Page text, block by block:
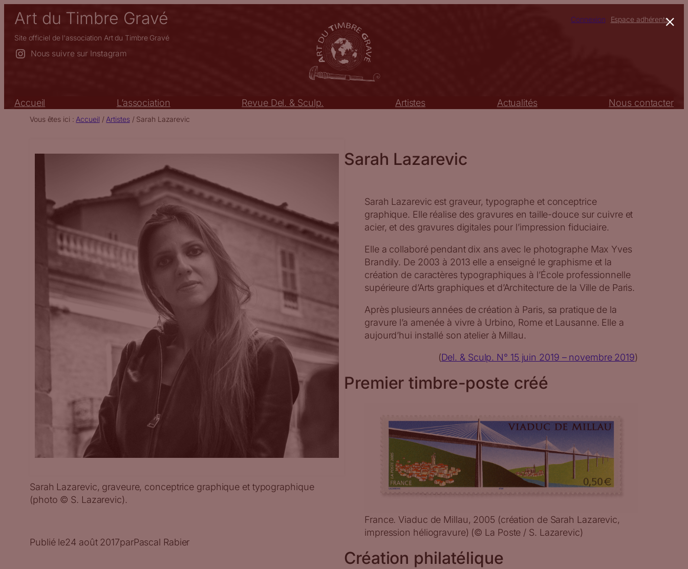
Aller
contenu
Art du Timbre Gravé
Site officiel de l'association Art du Timbre Gravé
Nous suivre sur Instagram
Connexion Espace adhérents
Accueil L’association Revue Del. & Sculp. Artistes Actualités Nous contacter
Vous êtes ici : Accueil / Artistes/ Sarah Lazarevic
Sarah Lazarevic, graveure, conceptrice graphique et typographique
(photo © S. Lazarevic).
Publié le24 août 2017parPascal Rabier
Sarah Lazarevic
Sarah Lazarevic est graveur, typographe et conceptrice
graphique. Elle réalise des gravures en taille-douce sur cuivre et
acier, et des gravures digitales pour l’impression fiduciaire.
Elle a collaboré pendant dix ans avec le photographe Max Yves
Brandily. De 2003 à 2013 elle a enseigné le graphisme et la
création de caractères typographiques à l’École professionnelle
supérieure d’Arts graphiques et d’Architecture de la Ville de Paris.
Après plusieurs années de création à Paris, sa pratique de la
gravure l’a amenée à vivre à Urbino, Rome et Lausanne. Elle a
aujourd’hui installé son atelier à Millau.
(Del. & Sculp. N° 15 juin 2019 – novembre 2019)
Premier timbre-poste créé
France. Viaduc de Millau, 2005 (création de Sarah Lazarevic,
impression héliogravure) (© La Poste / S. Lazarevic)
Création philatélique
×